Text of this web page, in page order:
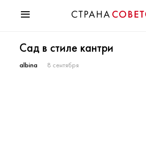
Мода
Звезды
Сад в стиле кантри
albina 8 сентября